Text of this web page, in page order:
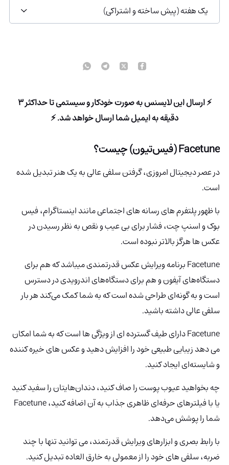
یک هفته (پیش ساخته و اشتراکی)
⚡ ارسال این لایسنس به صورت خودکار و سیستمی تا حداکثر 3
دقیقه به ایمیل شما ارسال خواهد شد. ⚡
Facetune (فیس‌تیون) چیست؟
در عصر دیجیتال امروزی، گرفتن سلفی عالی به یک هنر تبدیل شده
است.
با ظهور پلتفرم های رسانه های اجتماعی مانند اینستاگرام، فیس
بوک و اسنپ چت، فشار برای بی عیب و نقص به نظر رسیدن در
عکس ها هرگز بالاتر نبوده است.
Facetune برنامه ویرایش عکس قدرتمندی میباشد که هم برای
دستگاه‌های آیفون و هم برای دستگاه‌های اندرویدی در دسترس
است و به گونه‌ای طراحی شده است که به شما کمک می‌کند هر بار
سلفی عالی داشته باشید.
Facetune دارای طیف گسترده ای از ویژگی ها است که به شما امکان
می دهد زیبایی طبیعی خود را افزایش دهید و عکس های خیره کننده
و شایسته‌ای ایجاد کنید.
چه بخواهید عیوب پوست را صاف کنید، دندان‌هایتان را سفید کنید
یا با فیلترهای حرفه‌ای ظاهری جذاب به آن اضافه کنید، Facetune
شما را پوشش می‌دهد.
با رابط بصری و ابزارهای ویرایش قدرتمند، می توانید تنها با چند
ضربه، سلفی های خود را از معمولی به خارق العاده تبدیل کنید.